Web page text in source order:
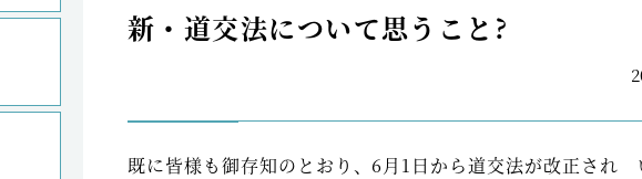
新・道交法について思うこと?
既に皆様も御存知のとおり、6月1日から道交法が改正され